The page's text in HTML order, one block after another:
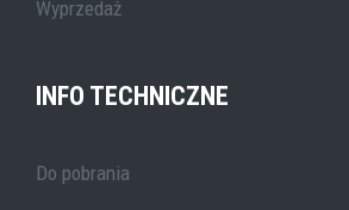
Wyprzedaż
INFO TECHNICZNE
Do pobrania